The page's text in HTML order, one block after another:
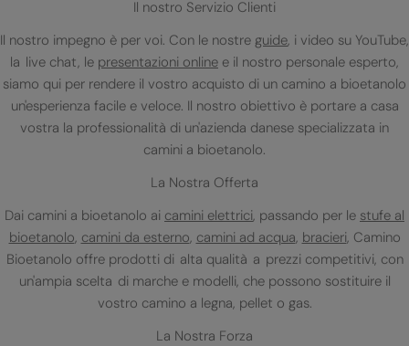
Il nostro Servizio Clienti
Il nostro impegno è per voi. Con le nostre guide, i video su YouTube,
la live chat, le presentazioni online e il nostro personale esperto,
siamo qui per rendere il vostro acquisto di un camino a bioetanolo
un'esperienza facile e veloce. Il nostro obiettivo è portare a casa
vostra la professionalità di un'azienda danese specializzata in
camini a bioetanolo.
La Nostra Offerta
Dai camini a bioetanolo ai camini elettrici, passando per le stufe al
bioetanolo, camini da esterno, camini ad acqua, bracieri, Camino
Bioetanolo offre prodotti di alta qualità a prezzi competitivi, con
un'ampia scelta di marche e modelli, che possono sostituire il
vostro camino a legna, pellet o gas.
La Nostra Forza